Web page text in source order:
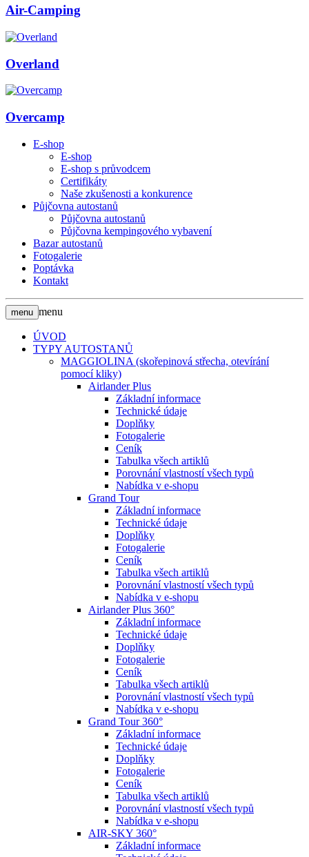
Air-Camping
Overland
Overcamp
E-shop
E-shop
E-shop s průvodcem
Certifikáty
Naše zkušenosti a konkurence
Půjčovna autostanů
Půjčovna autostanů
Půjčovna kempingového vybavení
Bazar autostanů
Fotogalerie
Poptávka
Kontakt
menu menu
ÚVOD
TYPY AUTOSTANŮ
MAGGIOLINA (skořepinová střecha, otevírání
pomocí kliky)
Airlander Plus
Základní informace
Technické údaje
Doplňky
Fotogalerie
Ceník
Tabulka všech artiklů
Porovnání vlastností všech typů
Nabídka v e-shopu
Grand Tour
Základní informace
Technické údaje
Doplňky
Fotogalerie
Ceník
Tabulka všech artiklů
Porovnání vlastností všech typů
Nabídka v e-shopu
Airlander Plus 360°
Základní informace
Technické údaje
Doplňky
Fotogalerie
Ceník
Tabulka všech artiklů
Porovnání vlastností všech typů
Nabídka v e-shopu
Grand Tour 360°
Základní informace
Technické údaje
Doplňky
Fotogalerie
Ceník
Tabulka všech artiklů
Porovnání vlastností všech typů
Nabídka v e-shopu
AIR-SKY 360°
Základní informace